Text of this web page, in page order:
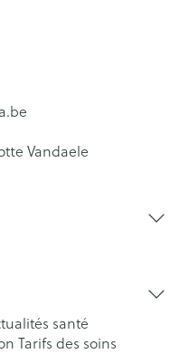
Vandaele
santé
Tarifs des soins